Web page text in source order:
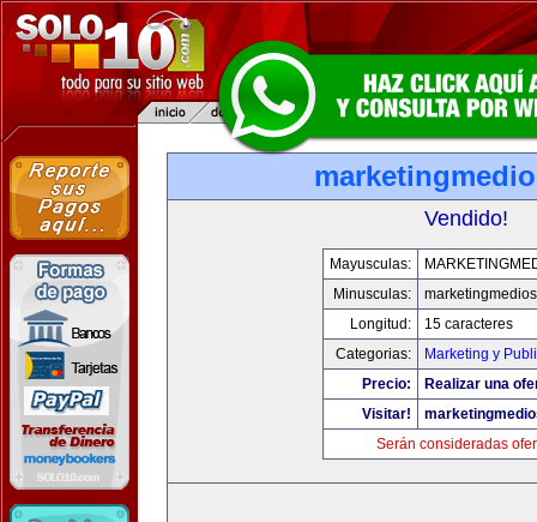
Vendido!
Mayusculas:
Minusculas:
Longitud:
15 caracteres
Categorias:
Marketing y
Precio:
Realizar una
Visitar!
Serán consideradas